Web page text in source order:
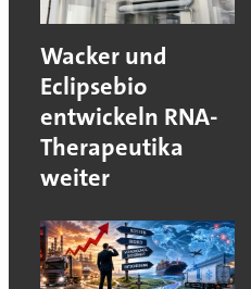
Wacker und
Eclipsebio
entwickeln RNA-
Therapeutika
weiter